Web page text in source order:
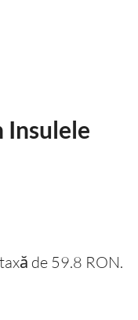
Insulele
de 59.8 RON.